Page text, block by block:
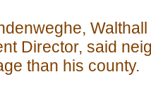
Director, said
than his county.